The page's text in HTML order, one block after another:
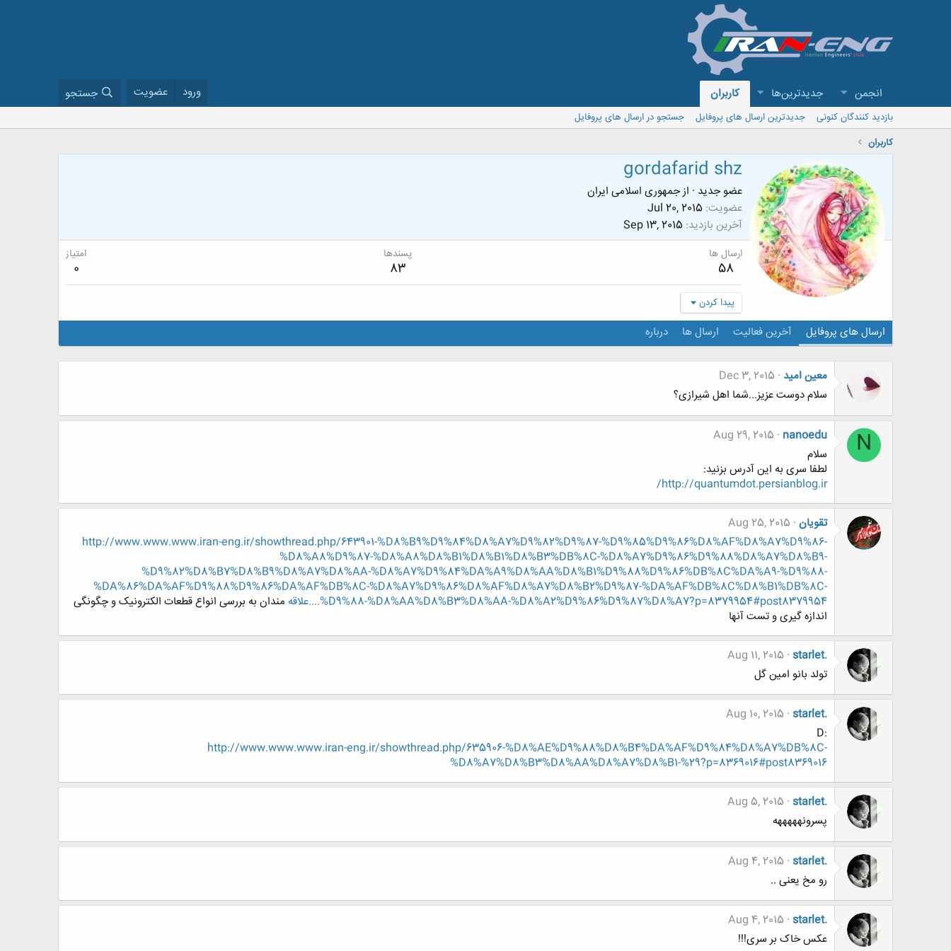
انجمن جدیدترین‌ها کاربران ورود عضویت جستجو
بازدید کنندگان کنونی جدیدترین ارسال های پروفایل
جستجو در ارسال های پروفایل
کاربران
gordafarid shz
عضو جدید · ازجمهوری اسلامی ایران
عضویت Jul 20, 2015
آخرین بازدید Sep 13, 2015
ارسال ها
58
پسندها
83
امتیاز
0
پیدا کردن
ارسال های پروفایل آخرین فعالیت ارسال ها درباره
معین امید Dec 3, 2015
سلام دوست عزیز...شما اهل شیرازی؟
N
nanoedu
Aug 29, 2015
سلام
لطفا سری به این آدرس بزنید:
http://quantumdot.persianblog.ir/
تقویان Aug 25, 2015
http://www.www.www.iran-eng.ir/showthread.php/643901-%D8%B9%D9%84%D8%A7%D9%82%D9%87-%D9%85%D9%86%D8%AF%D8%A7%D9%86-
%D8%A8%D9%87-%D8%A8%D8%B1%D8%B1%D8%B3%DB%8C-%D8%A7%D9%86%D9%88%D8%A7%D8%B9-
%D9%82%D8%B7%D8%B9%D8%A7%D8%AA-%D8%A7%D9%84%DA%A9%D8%AA%D8%B1%D9%88%D9%86%DB%8C%DA%A9-%D9%88-
%DA%86%DA%AF%D9%88%D9%86%DA%AF%DB%8C-%D8%A7%D9%86%D8%AF%D8%A7%D8%B2%D9%87-%DA%AF%DB%8C%D8%B1%DB%8C-
%D9%88-%D8%AA%D8%B3%D8%AA-%D8%A2%D9%86%D9%87%D8%A7?p=8379954#post8379954....علاقه
مندان به بررسی انواع قطعات الکترونیک و چگونگی
اندازه گیری و تست آنها
starlet.
Aug 11, 2015
تولد بانو امین گل
starlet.
Aug 10, 2015
:D
http://www.www.www.iran-eng.ir/showthread.php/635906-%D8%AE%D9%88%D8%B4%DA%AF%D9%84%D8%A7%DB%8C-
%D8%A7%D8%B3%D8%AA%D8%A7%D8%B1-%29?p=8369016#post8369016
starlet.
Aug 5, 2015
پسرونهههههه
starlet.
Aug 4, 2015
رو مخ یعنی ..
starlet.
Aug 4, 2015
عکس خاک بر سری!!!